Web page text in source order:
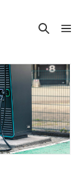
Suche-